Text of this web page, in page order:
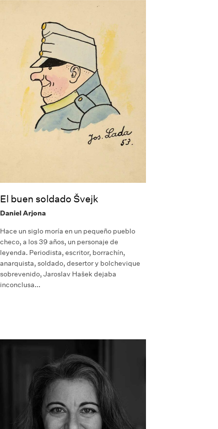
El buen soldado Švejk
Daniel Arjona
Hace un siglo moría en un pequeño pueblo
checo, a los 39 años, un personaje de
leyenda. Periodista, escritor, borrachín,
anarquista, soldado, desertor y bolchevique
sobrevenido, Jaroslav Hašek dejaba
inconclusa...